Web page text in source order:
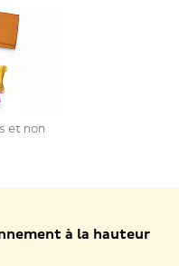
et non
à la hauteur